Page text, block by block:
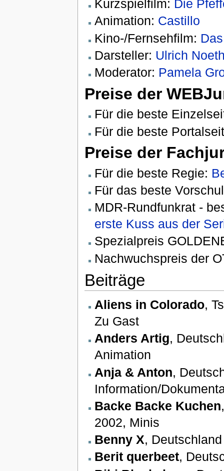
Kurzspielfilm: Die
Animation: Castillo
Kino-/Fernsehfilm:
Darsteller: Ulrich
Moderator: Pamela
Preise der
Für die beste
Für die beste
Preise der
Für die beste Regie:
Für das beste
MDR-Rundfunkrat -
erste Kuss aus der
Spezialpreis
Nachwuchspreis der
Beiträge
Aliens in Colorado,
Zu Gast
Anders Artig,
Animation
Anja & Anton,
Information/
Backe Backe Kuchen
2002, Minis
Benny X,
Berit querbeet,